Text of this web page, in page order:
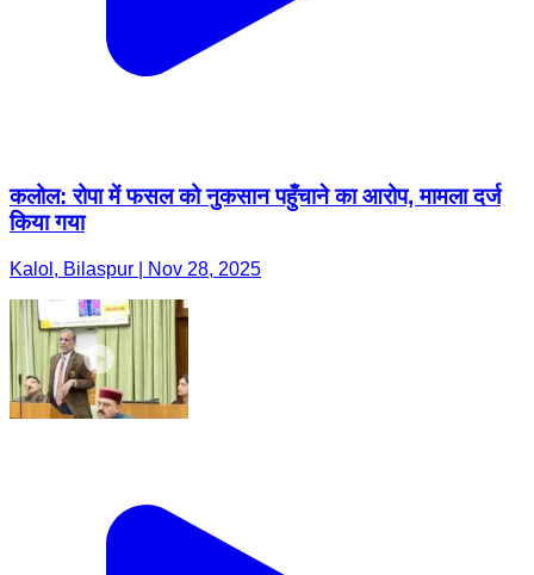
कलोल: रोपा में फसल को नुकसान पहुँचाने का आरोप, मामला दर्ज
किया गया
Kalol, Bilaspur | Nov 28, 2025